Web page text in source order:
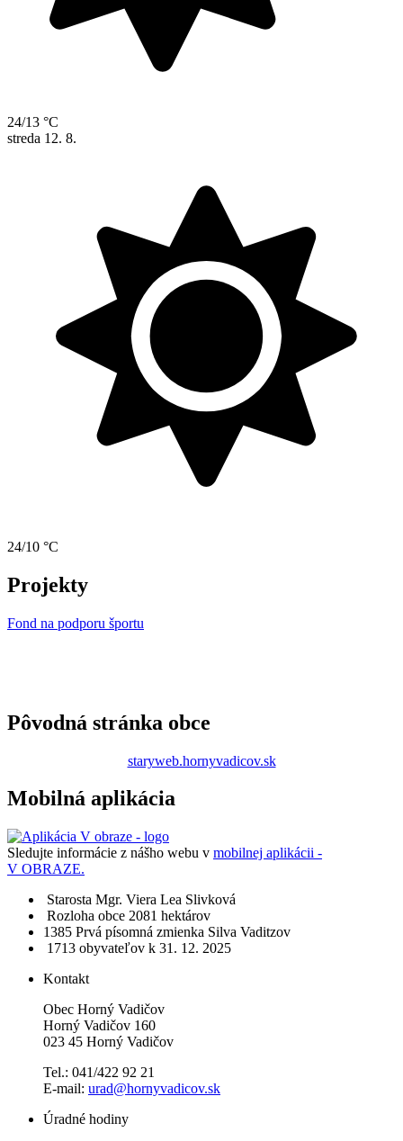
24/13 °C
streda 12. 8.
24/10 °C
Projekty
Fond na podporu športu
Pôvodná stránka obce
staryweb.hornyvadicov.sk
Mobilná aplikácia
Sledujte informácie z nášho webu v mobilnej aplikácii -
V OBRAZE.
Starosta Mgr. Viera Lea Slivková
Rozloha obce 2081 hektárov
1385​ Prvá písomná zmienka Silva Vaditzov
1713 obyvateľov k 31. 12. 2025
Kontakt
Obec Horný Vadičov
Horný Vadičov 160
023 45 Horný Vadičov
Tel.: 041/422 92 21
E-mail: urad@hornyvadicov.sk
Úradné hodiny